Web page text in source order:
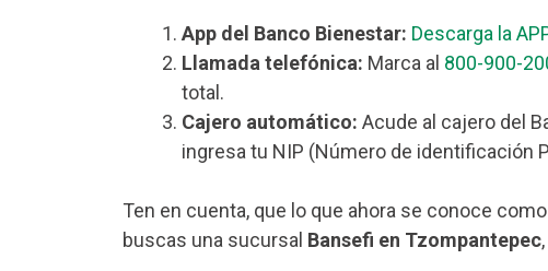
App del Banco Bienestar: Descarga la
Llamada telefónica: Marca al 800-900-
total.
Cajero automático: Acude al cajero del
ingresa tu NIP (Número de identificación
Ten en cuenta, que lo que ahora se conoce
buscas una sucursal Bansefi en Tzompantepec